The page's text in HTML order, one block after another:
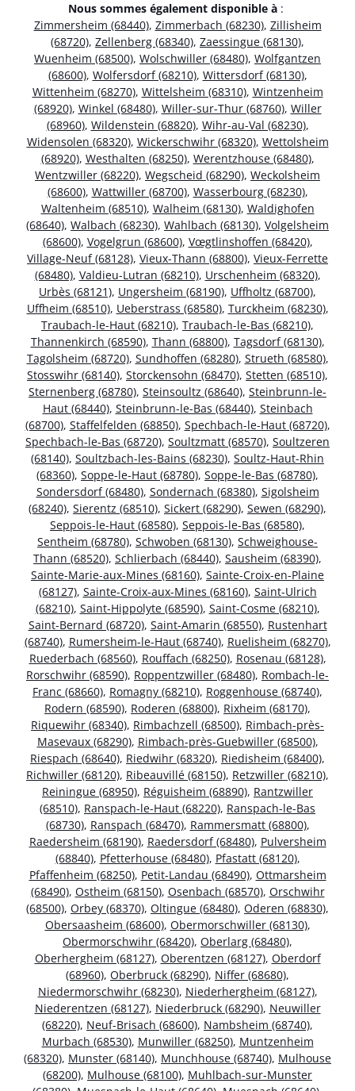
Nous sommes également disponible à :
Zimmersheim (68440), Zimmerbach (68230), Zillisheim
(68720), Zellenberg (68340), Zaessingue (68130),
Wuenheim (68500), Wolschwiller (68480), Wolfgantzen
(68600), Wolfersdorf (68210), Wittersdorf (68130),
Wittenheim (68270), Wittelsheim (68310), Wintzenheim
(68920), Winkel (68480), Willer-sur-Thur (68760), Willer
(68960), Wildenstein (68820), Wihr-au-Val (68230),
Widensolen (68320), Wickerschwihr (68320), Wettolsheim
(68920), Westhalten (68250), Werentzhouse (68480),
Wentzwiller (68220), Wegscheid (68290), Weckolsheim
(68600), Wattwiller (68700), Wasserbourg (68230),
Waltenheim (68510), Walheim (68130), Waldighofen
(68640), Walbach (68230), Wahlbach (68130), Volgelsheim
(68600), Vogelgrun (68600), Vœgtlinshoffen (68420),
Village-Neuf (68128), Vieux-Thann (68800), Vieux-Ferrette
(68480), Valdieu-Lutran (68210), Urschenheim (68320),
Urbès (68121), Ungersheim (68190), Uffholtz (68700),
Uffheim (68510), Ueberstrass (68580), Turckheim (68230),
Traubach-le-Haut (68210), Traubach-le-Bas (68210),
Thannenkirch (68590), Thann (68800), Tagsdorf (68130),
Tagolsheim (68720), Sundhoffen (68280), Strueth (68580),
Stosswihr (68140), Storckensohn (68470), Stetten (68510),
Sternenberg (68780), Steinsoultz (68640), Steinbrunn-le-
Haut (68440), Steinbrunn-le-Bas (68440), Steinbach
(68700), Staffelfelden (68850), Spechbach-le-Haut (68720),
Spechbach-le-Bas (68720), Soultzmatt (68570), Soultzeren
(68140), Soultzbach-les-Bains (68230), Soultz-Haut-Rhin
(68360), Soppe-le-Haut (68780), Soppe-le-Bas (68780),
Sondersdorf (68480), Sondernach (68380), Sigolsheim
(68240), Sierentz (68510), Sickert (68290), Sewen (68290),
Seppois-le-Haut (68580), Seppois-le-Bas (68580),
Sentheim (68780), Schwoben (68130), Schweighouse-
Thann (68520), Schlierbach (68440), Sausheim (68390),
Sainte-Marie-aux-Mines (68160), Sainte-Croix-en-Plaine
(68127), Sainte-Croix-aux-Mines (68160), Saint-Ulrich
(68210), Saint-Hippolyte (68590), Saint-Cosme (68210),
Saint-Bernard (68720), Saint-Amarin (68550), Rustenhart
(68740), Rumersheim-le-Haut (68740), Ruelisheim (68270),
Ruederbach (68560), Rouffach (68250), Rosenau (68128),
Rorschwihr (68590), Roppentzwiller (68480), Rombach-le-
Franc (68660), Romagny (68210), Roggenhouse (68740),
Rodern (68590), Roderen (68800), Rixheim (68170),
Riquewihr (68340), Rimbachzell (68500), Rimbach-près-
Masevaux (68290), Rimbach-près-Guebwiller (68500),
Riespach (68640), Riedwihr (68320), Riedisheim (68400),
Richwiller (68120), Ribeauvillé (68150), Retzwiller (68210),
Reiningue (68950), Réguisheim (68890), Rantzwiller
(68510), Ranspach-le-Haut (68220), Ranspach-le-Bas
(68730), Ranspach (68470), Rammersmatt (68800),
Raedersheim (68190), Raedersdorf (68480), Pulversheim
(68840), Pfetterhouse (68480), Pfastatt (68120),
Pfaffenheim (68250), Petit-Landau (68490), Ottmarsheim
(68490), Ostheim (68150), Osenbach (68570), Orschwihr
(68500), Orbey (68370), Oltingue (68480), Oderen (68830),
Obersaasheim (68600), Obermorschwiller (68130),
Obermorschwihr (68420), Oberlarg (68480),
Oberhergheim (68127), Oberentzen (68127), Oberdorf
(68960), Oberbruck (68290), Niffer (68680),
Niedermorschwihr (68230), Niederhergheim (68127),
Niederentzen (68127), Niederbruck (68290), Neuwiller
(68220), Neuf-Brisach (68600), Nambsheim (68740),
Murbach (68530), Munwiller (68250), Muntzenheim
(68320), Munster (68140), Munchhouse (68740), Mulhouse
(68200), Mulhouse (68100), Muhlbach-sur-Munster